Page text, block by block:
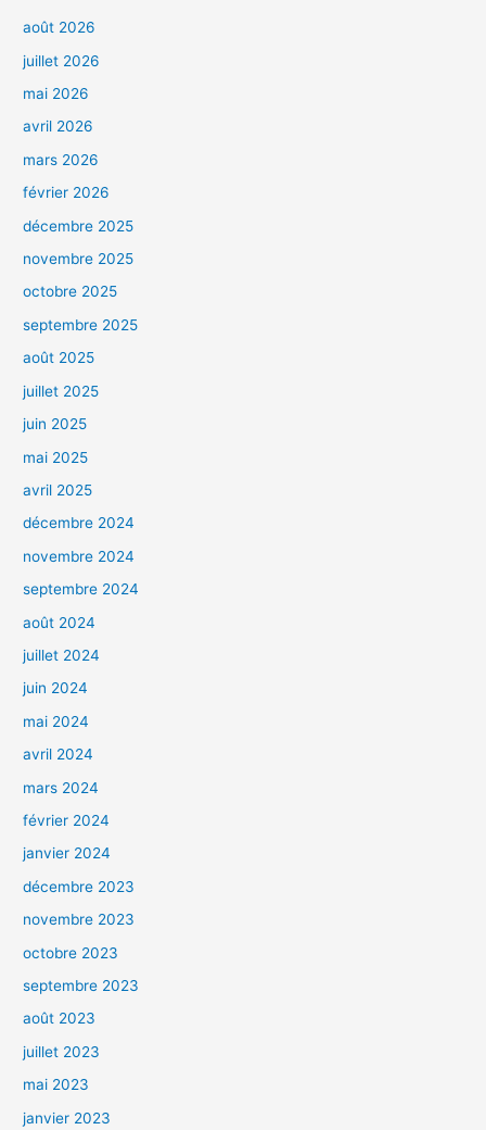
août 2026
juillet 2026
mai 2026
avril 2026
mars 2026
février 2026
décembre 2025
novembre 2025
octobre 2025
septembre 2025
août 2025
juillet 2025
juin 2025
mai 2025
avril 2025
décembre 2024
novembre 2024
septembre 2024
août 2024
juillet 2024
juin 2024
mai 2024
avril 2024
mars 2024
février 2024
janvier 2024
décembre 2023
novembre 2023
octobre 2023
septembre 2023
août 2023
juillet 2023
mai 2023
janvier 2023